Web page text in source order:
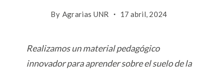
By Agrarias UNR 17 abril, 2024
Realizamos un material pedagógico
innovador para aprender sobre el suelo de la